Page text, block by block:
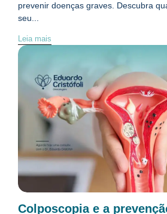
prevenir doenças graves. Descubra
seu...
Leia mais
Colposcopia e a